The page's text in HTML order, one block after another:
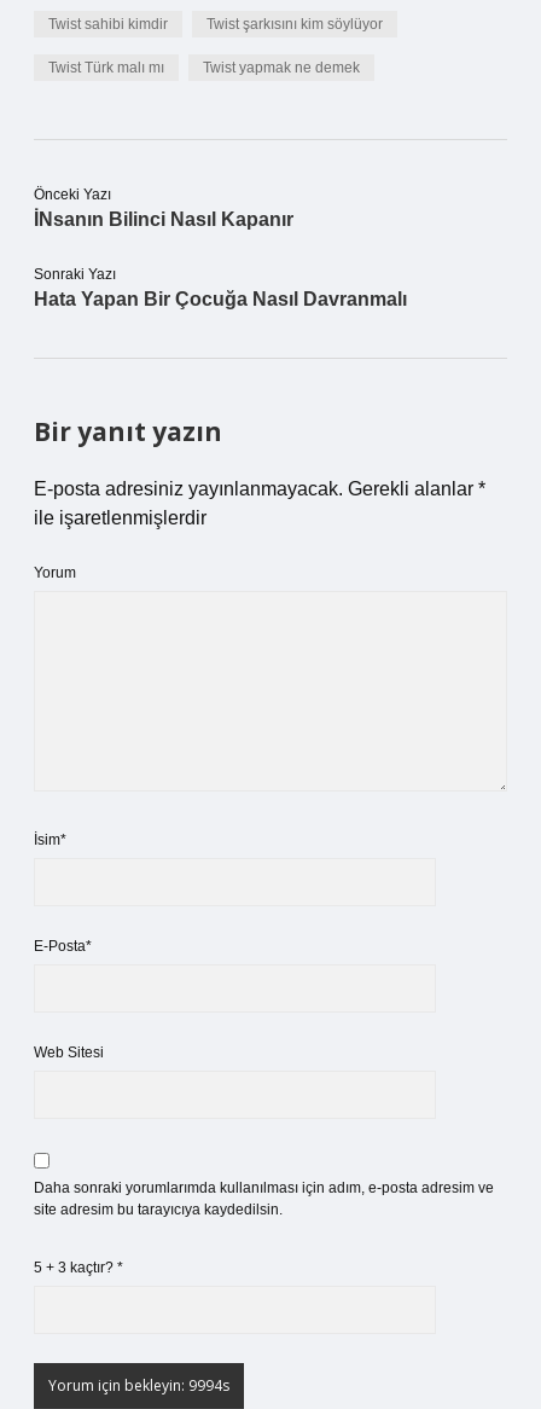
Twist sahibi kimdir Twist şarkısını kim söylüyor
Twist Türk malı mı Twist yapmak ne demek
Önceki Yazı
İNsanın Bilinci Nasıl Kapanır
Sonraki Yazı
Hata Yapan Bir Çocuğa Nasıl Davranmalı
Bir yanıt yazın
E-posta adresiniz yayınlanmayacak. Gerekli alanlar *
ile işaretlenmişlerdir
Yorum
İsim*
E-Posta*
Web Sitesi
Daha sonraki yorumlarımda kullanılması için adım, e-posta adresim ve
site adresim bu tarayıcıya kaydedilsin.
5 + 3 kaçtır? *